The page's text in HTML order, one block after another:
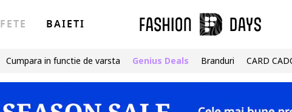
FETE BAIETI
Cumpara in functie de varsta Genius Deals Branduri CARD